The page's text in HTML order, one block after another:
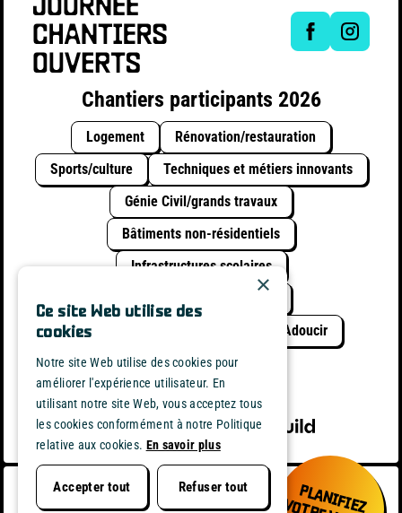
P
L
A
N
F
I
E
Z
O
T
R
E
V
I
S
I
T
E
Chantiers participants 2026
Logement
Rénovation/restauration
Sports/culture
Techniques et métiers innovants
Génie Civil/grands travaux
Bâtiments non-résidentiels
Infrastructures scolaires
Construction circulaire
Verdir / Adoucir
Durable avec l'eau
powered by
Embuild Service Communication Av des
×
Ce site Web utilise des
cookies
Notre site Web utilise des cookies pour
améliorer l'expérience utilisateur. En
utilisant notre site Web, vous acceptez tous
les cookies conformément à notre Politique
relative aux cookies. En savoir plus
Accepter tout Refuser tout